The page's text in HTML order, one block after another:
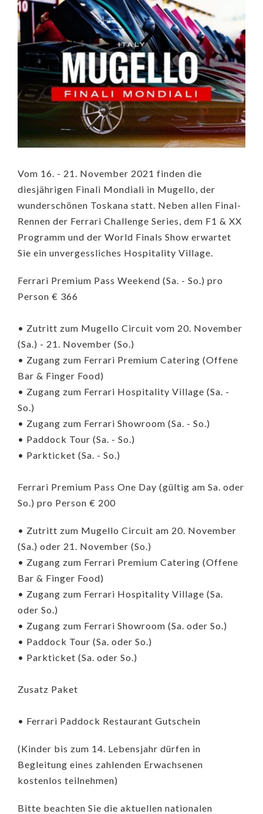
Vom 16. - 21. November 2021 finden die
diesjährigen Finali Mondiali in Mugello, der
wunderschönen Toskana statt. Neben allen Final-
Rennen der Ferrari Challenge Series, dem F1 & XX
Programm und der World Finals Show erwartet
Sie ein unvergessliches Hospitality Village.
Ferrari Premium Pass Weekend (Sa. - So.) pro
Person € 366
• Zutritt zum Mugello Circuit vom 20. November
(Sa.) - 21. November (So.)
• Zugang zum Ferrari Premium Catering (Offene
Bar & Finger Food)
• Zugang zum Ferrari Hospitality Village (Sa. -
So.)
• Zugang zum Ferrari Showroom (Sa. - So.)
• Paddock Tour (Sa. - So.)
• Parkticket (Sa. - So.)
Ferrari Premium Pass One Day (gültig am Sa. oder
So.) pro Person € 200
• Zutritt zum Mugello Circuit am 20. November
(Sa.) oder 21. November (So.)
• Zugang zum Ferrari Premium Catering (Offene
Bar & Finger Food)
• Zugang zum Ferrari Hospitality Village (Sa.
oder So.)
• Zugang zum Ferrari Showroom (Sa. oder So.)
• Paddock Tour (Sa. oder So.)
• Parkticket (Sa. oder So.)
Zusatz Paket
• Ferrari Paddock Restaurant Gutschein
(Kinder bis zum 14. Lebensjahr dürfen in
Begleitung eines zahlenden Erwachsenen
kostenlos teilnehmen)
Bitte beachten Sie die aktuellen nationalen